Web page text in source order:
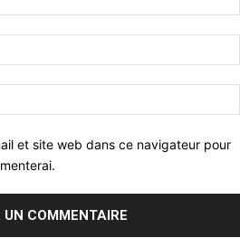
et site web dans ce navigateur pour